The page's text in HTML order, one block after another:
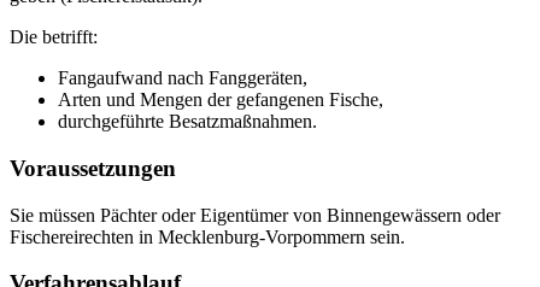
Die betrifft:
Fangaufwand nach Fanggeräten,
Arten und Mengen der gefangenen Fische,
durchgeführte Besatzmaßnahmen.
Voraussetzungen
Sie müssen Pächter oder Eigentümer von Binnengewässern oder
Fischereirechten in Mecklenburg-Vorpommern sein.